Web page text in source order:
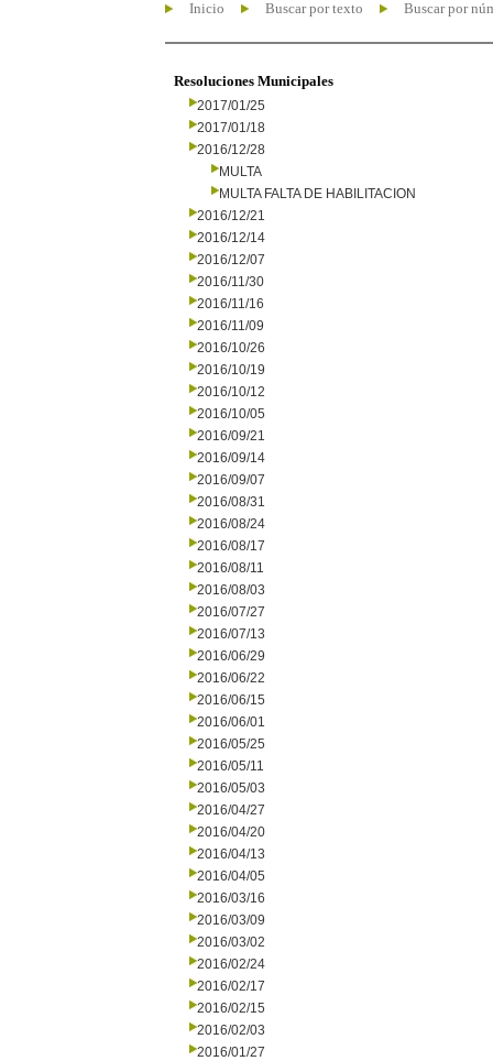
Inicio Buscar por texto Buscar por
Resoluciones Municipales
2017/01/25
2017/01/18
2016/12/28
MULTA
MULTA FALTA DE HABILITACION
2016/12/21
2016/12/14
2016/12/07
2016/11/30
2016/11/16
2016/11/09
2016/10/26
2016/10/19
2016/10/12
2016/10/05
2016/09/21
2016/09/14
2016/09/07
2016/08/31
2016/08/24
2016/08/17
2016/08/11
2016/08/03
2016/07/27
2016/07/13
2016/06/29
2016/06/22
2016/06/15
2016/06/01
2016/05/25
2016/05/11
2016/05/03
2016/04/27
2016/04/20
2016/04/13
2016/04/05
2016/03/16
2016/03/09
2016/03/02
2016/02/24
2016/02/17
2016/02/15
2016/02/03
2016/01/27